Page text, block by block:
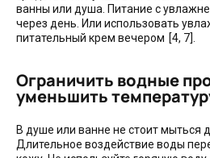
ванны или душа. Питание с
через день. Или использовать
питательный крем вечером [4, 7].
Ограничить водные
уменьшить
В душе или ванне не стоит мыться
Длительное воздействие воды